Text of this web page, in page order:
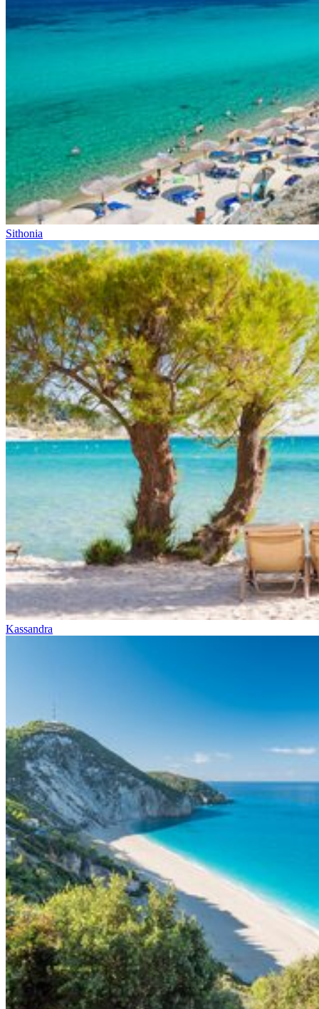
Sithonia
Kassandra